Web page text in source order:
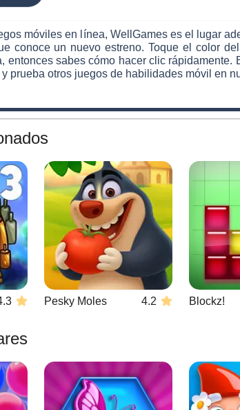
móviles en línea, WellGames es el lugar
conoce un nuevo estreno. Toque el color
entonces sabes cómo hacer clic
prueba otros juegos de habilidades móvil en
Pesky Moles 4.2 Blockz!